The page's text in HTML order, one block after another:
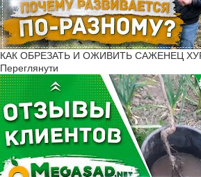
КАК ОБРЕЗАТЬ И ОЖИВИТЬ САЖЕНЕЦ
Переглянути